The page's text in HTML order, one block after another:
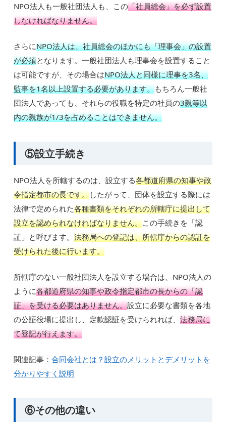
NPO法人も一般社団法人も、この「社員総会」を必ず設置
しなければなりません。
さらにNPO法人は、社員総会のほかにも「理事会」の設置
が必須となります。一般社団法人も理事会を設置すること
は可能ですが、その場合はNPO法人と同様に理事を3名、
監事を1名以上設置する必要があります。もちろん一般社
団法人であっても、それらの役職を特定の社員の3親等以
内の親族が1/3を占めることはできません。
⑤設立手続き
NPO法人を所轄するのは、設立する各都道府県の知事や政
令指定都市の長です。したがって、団体を設立する際には
法律で定められた各種書類をそれぞれの所轄庁に提出して
設立を認められなければなりません。この手続きを「認
証」と呼びます。法務局への登記は、所轄庁からの認証を
受けられた後に行います。
所轄庁のない一般社団法人を設立する場合は、NPO法人の
ように各都道府県の知事や政令指定都市の長からの「認
証」を受ける必要はありません。設立に必要な書類を各地
の公証役場に提出し、定款認証を受けられれば、法務局に
て登記が行えます。
関連記事：合同会社とは？設立のメリットとデメリットを
分かりやすく説明
⑥その他の違い